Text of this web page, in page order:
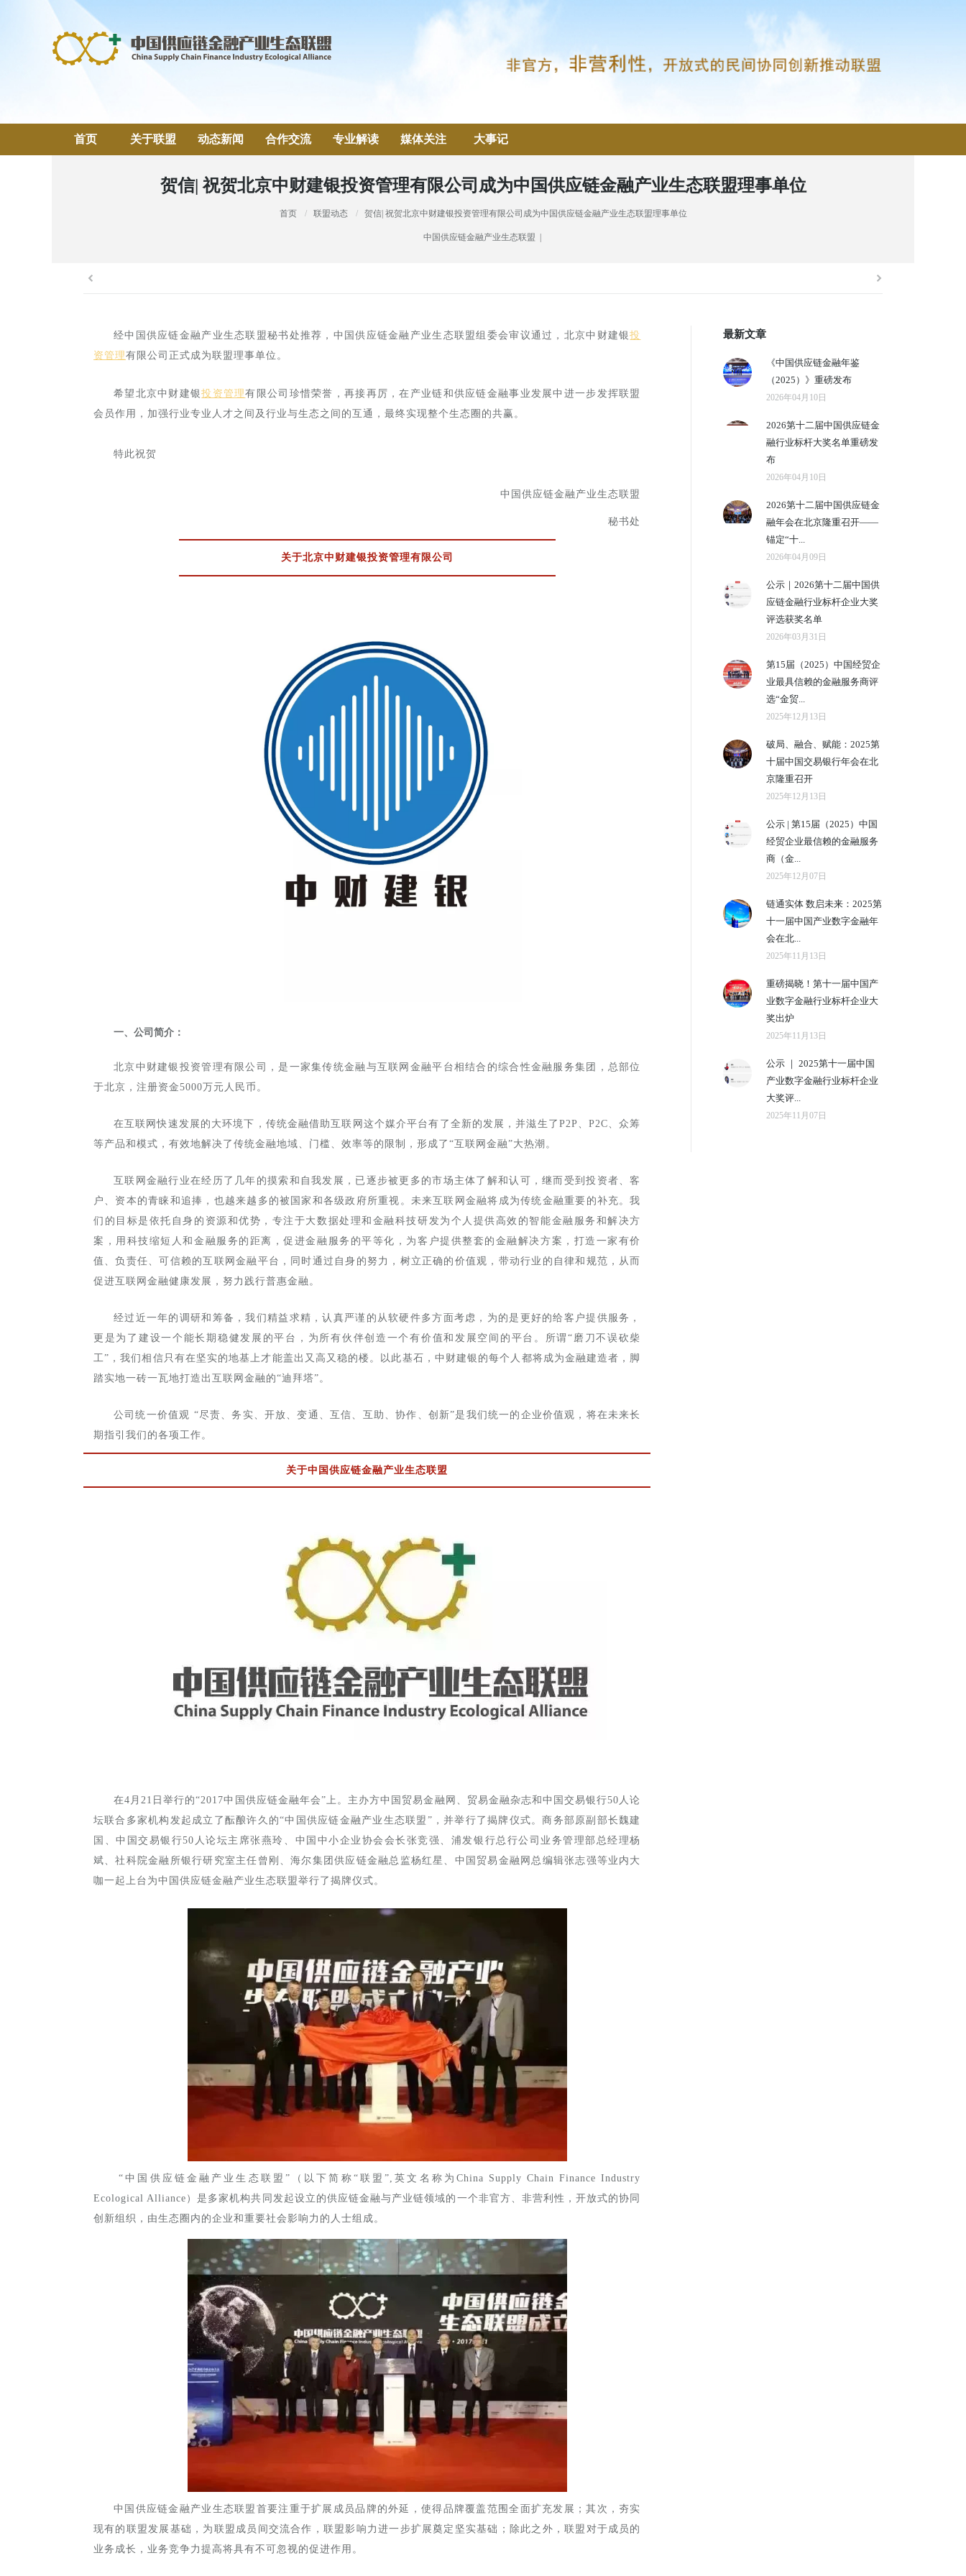
首页 关于联盟 动态新闻 合作交流 专业解读 媒体关注 大事记
贺信| 祝贺北京中财建银投资管理有限公司成为中国供应链金融产业生态联盟理事单位
首页 联盟动态 贺信| 祝贺北京中财建银投资管理有限公司成为中国供应链金融产业生态联盟理事单位
中国供应链金融产业生态联盟 |
经中国供应链金融产业生态联盟秘书处推荐，中国供应链金融产业生态联盟组委会审议通过，北京中财建银投
资管理有限公司正式成为联盟理事单位。
希望北京中财建银投资管理有限公司珍惜荣誉，再接再厉，在产业链和供应链金融事业发展中进一步发挥联盟
会员作用，加强行业专业人才之间及行业与生态之间的互通，最终实现整个生态圈的共赢。
特此祝贺
中国供应链金融产业生态联盟
秘书处
关于北京中财建银投资管理有限公司
一、公司简介：
北京中财建银投资管理有限公司，是一家集传统金融与互联网金融平台相结合的综合性金融服务集团，总部位
于北京，注册资金5000万元人民币。
在互联网快速发展的大环境下，传统金融借助互联网这个媒介平台有了全新的发展，并滋生了P2P、P2C、众筹
等产品和模式，有效地解决了传统金融地域、门槛、效率等的限制，形成了“互联网金融”大热潮。
互联网金融行业在经历了几年的摸索和自我发展，已逐步被更多的市场主体了解和认可，继而受到投资者、客
户、资本的青睐和追捧，也越来越多的被国家和各级政府所重视。未来互联网金融将成为传统金融重要的补充。我
们的目标是依托自身的资源和优势，专注于大数据处理和金融科技研发为个人提供高效的智能金融服务和解决方
案，用科技缩短人和金融服务的距离，促进金融服务的平等化，为客户提供整套的金融解决方案，打造一家有价
值、负责任、可信赖的互联网金融平台，同时通过自身的努力，树立正确的价值观，带动行业的自律和规范，从而
促进互联网金融健康发展，努力践行普惠金融。
经过近一年的调研和筹备，我们精益求精，认真严谨的从软硬件多方面考虑，为的是更好的给客户提供服务，
更是为了建设一个能长期稳健发展的平台，为所有伙伴创造一个有价值和发展空间的平台。所谓“磨刀不误砍柴
工”，我们相信只有在坚实的地基上才能盖出又高又稳的楼。以此基石，中财建银的每个人都将成为金融建造者，脚
踏实地一砖一瓦地打造出互联网金融的“迪拜塔”。
公司统一价值观 “尽责、务实、开放、变通、互信、互助、协作、创新”是我们统一的企业价值观，将在未来长
期指引我们的各项工作。
关于中国供应链金融产业生态联盟
在4月21日举行的“2017中国供应链金融年会”上。主办方中国贸易金融网、贸易金融杂志和中国交易银行50人论
坛联合多家机构发起成立了酝酿许久的“中国供应链金融产业生态联盟”，并举行了揭牌仪式。商务部原副部长魏建
国、中国交易银行50人论坛主席张燕玲、中国中小企业协会会长张竞强、浦发银行总行公司业务管理部总经理杨
斌、社科院金融所银行研究室主任曾刚、海尔集团供应链金融总监杨红星、中国贸易金融网总编辑张志强等业内大
咖一起上台为中国供应链金融产业生态联盟举行了揭牌仪式。
“中国供应链金融产业生态联盟”（以下简称“联盟”,英文名称为China Supply Chain Finance Industry
Ecological Alliance）是多家机构共同发起设立的供应链金融与产业链领域的一个非官方、非营利性，开放式的协同
创新组织，由生态圈内的企业和重要社会影响力的人士组成。
中国供应链金融产业生态联盟首要注重于扩展成员品牌的外延，使得品牌覆盖范围全面扩充发展；其次，夯实
现有的联盟发展基础，为联盟成员间交流合作，联盟影响力进一步扩展奠定坚实基础；除此之外，联盟对于成员的
业务成长，业务竞争力提高将具有不可忽视的促进作用。
最新文章
《中国供应链金融年鉴
（2025）》重磅发布
2026年04月10日
2026第十二届中国供应链金
融行业标杆大奖名单重磅发
布
2026年04月10日
2026第十二届中国供应链金
融年会在北京隆重召开——
锚定“十...
2026年04月09日
公示｜2026第十二届中国供
应链金融行业标杆企业大奖
评选获奖名单
2026年03月31日
第15届（2025）中国经贸企
业最具信赖的金融服务商评
选“金贸...
2025年12月13日
破局、融合、赋能：2025第
十届中国交易银行年会在北
京隆重召开
2025年12月13日
公示 | 第15届（2025）中国
经贸企业最信赖的金融服务
商（金...
2025年12月07日
链通实体 数启未来：2025第
十一届中国产业数字金融年
会在北...
2025年11月13日
重磅揭晓！第十一届中国产
业数字金融行业标杆企业大
奖出炉
2025年11月13日
公示 ｜ 2025第十一届中国
产业数字金融行业标杆企业
大奖评...
2025年11月07日